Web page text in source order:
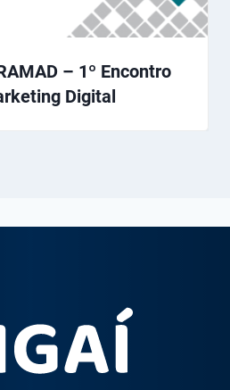
– 1º Encontro
Digital